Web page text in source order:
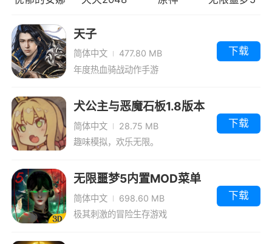
阵法孔需玩家上阵宠物，不同类型的阵法孔
属性加成效果不同。宠物等级和进阶等级越高，
阵法属性加成效果越高，同时资质也影响阵法属
性。
中，玩家通过消耗化灵石，可提高与该宠物的好
感度，好感度越高，抓宠成功几率越高。
玩家通过消耗项圈，有概率成功抓取宠物藏
宝，宠物藏宝可用于交易行交易，项圈可略微提
高抓宠成功率。
快速升级攻略
汉化版
版
天子
简体中文
477.80 MB
年度热血骑战动作手游
下载
犬公主与恶魔石板1.8版本
简体中文
28.75 MB
趣味模拟，欢乐无限。
下载
无限噩梦5内置MOD菜单
版
简体中文
698.60 MB
极其刺激的冒险生存游戏
下载